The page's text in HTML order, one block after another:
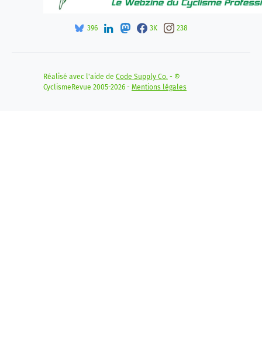
396 3K 238
Réalisé avec l'aide de Code Supply Co. - ©
CyclismeRevue 2005-2026 - Mentions légales